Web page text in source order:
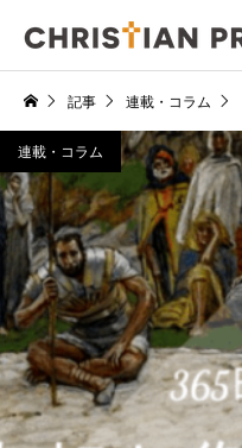
記事 連載・コラム
連載・コラム